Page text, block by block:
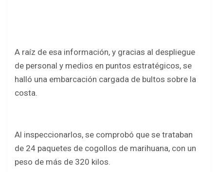
A raíz de esa información, y gracias al despliegue
de personal y medios en puntos estratégicos, se
halló una embarcación cargada de bultos sobre la
costa.
Al inspeccionarlos, se comprobó que se trataban
de 24 paquetes de cogollos de marihuana, con un
peso de más de 320 kilos.